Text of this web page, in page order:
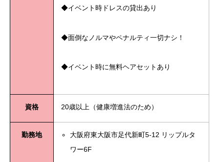
◆イベント時ドレスの貸出あり
◆面倒なノルマやペナルティ一切ナシ！
◆イベント時に無料ヘアセットあり
資格 20歳以上（健康増進法のため）
勤務地
大阪府東大阪市足代新町5-12 リップルタ
ワー6F